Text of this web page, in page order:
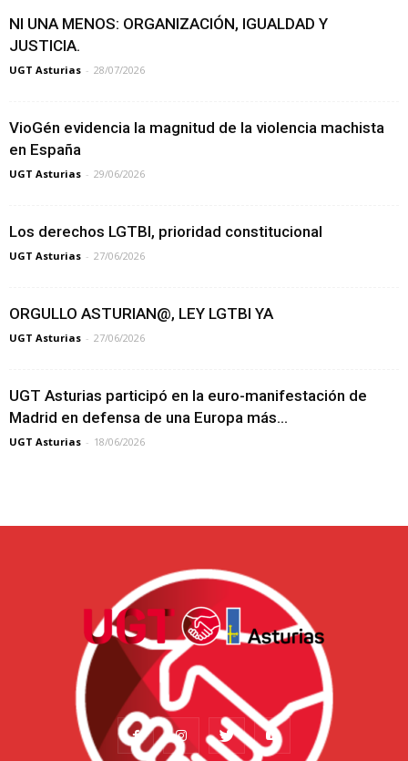
NI UNA MENOS: ORGANIZACIÓN, IGUALDAD Y
JUSTICIA.
UGT Asturias - 28/07/2026
VioGén evidencia la magnitud de la violencia machista
en España
UGT Asturias - 29/06/2026
Los derechos LGTBI, prioridad constitucional
UGT Asturias - 27/06/2026
ORGULLO ASTURIAN@, LEY LGTBI YA
UGT Asturias - 27/06/2026
UGT Asturias participó en la euro-manifestación de
Madrid en defensa de una Europa más...
UGT Asturias - 18/06/2026